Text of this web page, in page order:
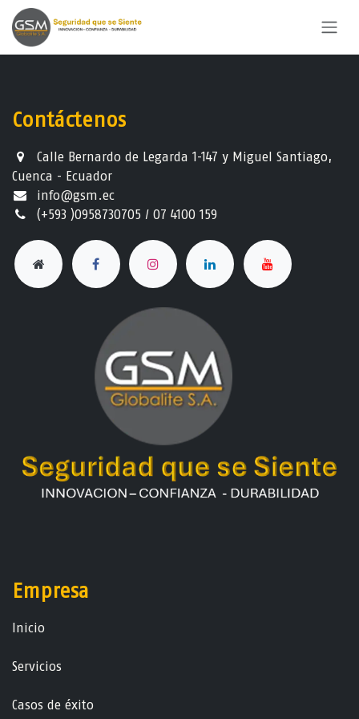
Ir al contenido
Contáctenos
Calle Bernardo de Legarda 1-147 y Miguel Santiago,
Cuenca - Ecuador
info@gsm.ec​
(+593 )0958730705 / 07 4100 159
Empresa
Ini​ci​o
Servicios
Casos de éxito